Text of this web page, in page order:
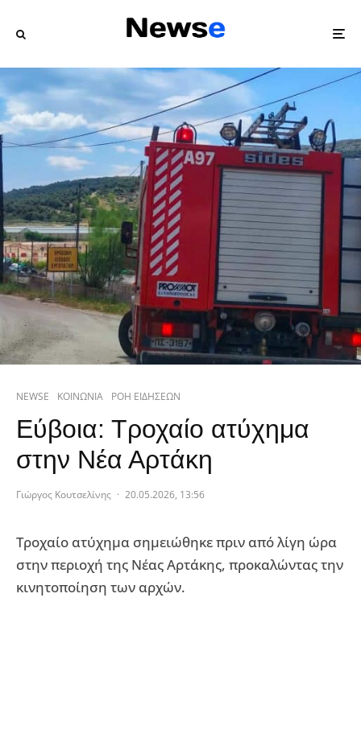
NEWSE ΚΟΙΝΩΝΙΑ ΡΟΗ ΕΙΔΗΣΕΩΝ
Εύβοια: Τροχαίο ατύχημα
στην Νέα Αρτάκη
Γιώργος Κουτσελίνης · 20.05.2026, 13:56
Τροχαίο ατύχημα σημειώθηκε πριν από λίγη ώρα
στην περιοχή της Νέας Αρτάκης, προκαλώντας την
κινητοποίηση των αρχών.